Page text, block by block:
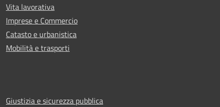
Vita lavorativa
Imprese e Commercio
Catasto e urbanistica
Mobilità e trasporti
Giustizia e sicurezza pubblica